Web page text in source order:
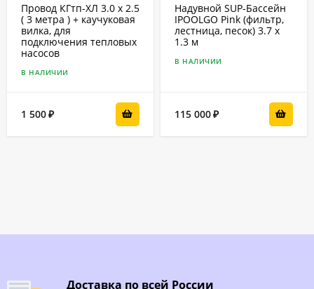
Провод КГтп-ХЛ 3.0 x 2.5
( 3 метра ) + каучуковая
вилка, для
подключения тепловых
насосов
В НАЛИЧИИ
1 500₽
Надувной SUP-Бассейн
IPOOLGO Pink (фильтр,
лестница, песок) 3.7 x
1.3 м
В НАЛИЧИИ
115 000₽
Доставка по всей России